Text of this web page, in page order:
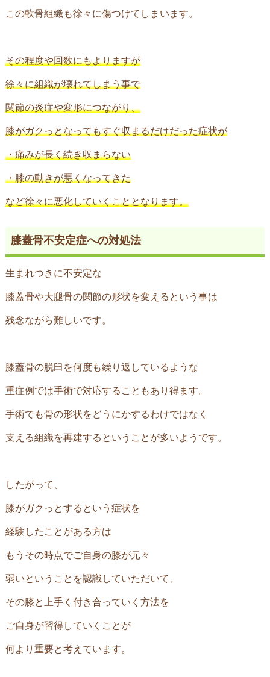
この軟骨組織も徐々に傷つけてしまいます。
その程度や回数にもよりますが
徐々に組織が壊れてしまう事で
関節の炎症や変形につながり、
膝がガクっとなってもすぐ収まるだけだった症状が
・痛みが長く続き収まらない
・膝の動きが悪くなってきた
など徐々に悪化していくこととなります。
膝蓋骨不安定症への対処法
生まれつきに不安定な
膝蓋骨や大腿骨の関節の形状を変えるという事は
残念ながら難しいです。
膝蓋骨の脱臼を何度も繰り返しているような
重症例では手術で対応することもあり得ます。
手術でも骨の形状をどうにかするわけではなく
支える組織を再建するということが多いようです。
したがって、
膝がガクっとするという症状を
経験したことがある方は
もうその時点でご自身の膝が元々
弱いということを認識していただいて、
その膝と上手く付き合っていく方法を
ご自身が習得していくことが
何より重要と考えています。